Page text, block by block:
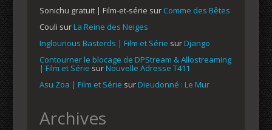
Sonichu gratuit | Film-et-série sur Comme des Bêtes
Couli surLa Reine des Neiges
Inglourious Basterds | Film et Série surDjango
Contourner le blocage de DPStream & Allostreaming
| Film et Série surNouvelle Adresse T411
Asu Zoa | Film et Série surDieudonné : Le Mur
Archives